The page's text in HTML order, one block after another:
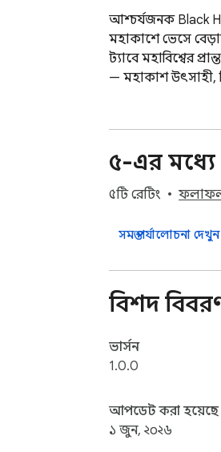
আশ্চর্যজনক Black
মহাকাশে ভেসে
ট্যাবে মহাবিশ্বের
— মহাকাশ উৎসাহী,
৫-এর মধ্যে
৫টি রেটিং ফলাফল
সমস্ত পর্যালোচনা দেখুন
বিশদ
ভার্সন
1.0.0
আপডেট করা হয়েছে
১ জুন, ২০২৬